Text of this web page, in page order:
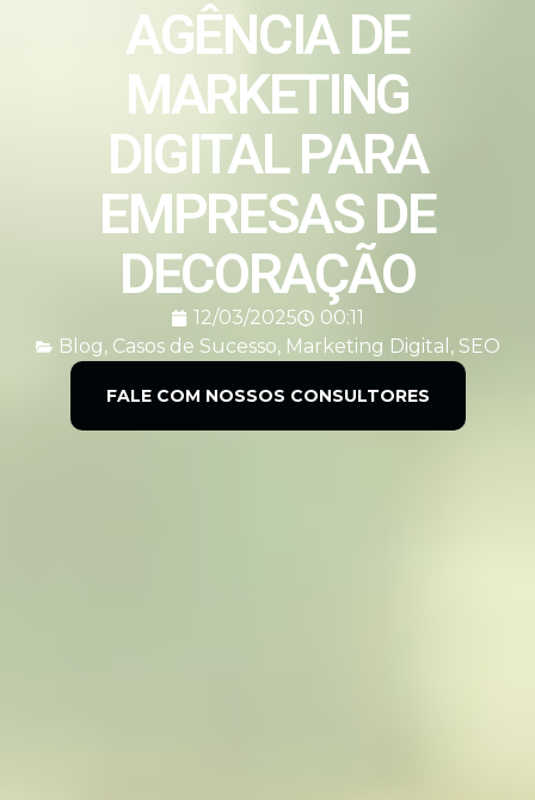
AGÊNCIA DE
MARKETING
DIGITAL PARA
EMPRESAS DE
DECORAÇÃO
12/03/2025
00:11
Blog, Casos de Sucesso, Marketing Digital , SEO
FALE COM NOSSOS CONSULTORES